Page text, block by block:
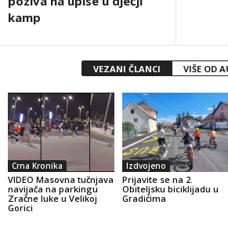
kamp
VEZANI ČLANCI VIŠE OD
Crna Kronika
VIDEO Masovna tučnjava
navijača na parkingu
Zračne luke u Velikoj
Gorici
Izdvojeno
Prijavite se na 2.
Obiteljsku biciklijadu u
Gradićima